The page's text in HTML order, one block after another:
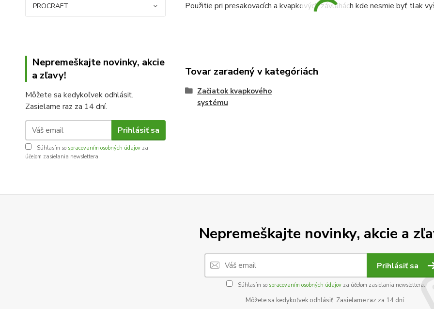
PROCRAFT
Nepremeškajte novinky, akcie
a zľavy!
Môžete sa kedykoľvek odhlásiť.
Zasielame raz za 14 dní.
Prihlásiť sa
Súhlasím so spracovaním osobných údajov za
účelom zasielania newslettera.
Použitie pri presakovacích a kvapkových závlahách kde nesmie byť tlak
Tovar zaradený v kategóriách
Začiatok kvapkového
systému
Nepremeškajte novinky, akcie a
Prihlásiť sa
Súhlasím so spracovaním osobných údajovza účelom zasielania newslettera.
Môžete sa kedykoľvek odhlásiť. Zasielame raz za 14 dní.